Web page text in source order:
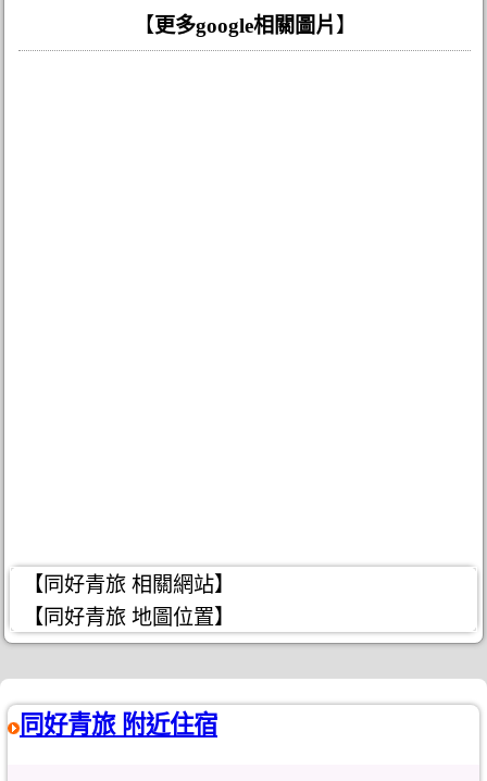
【 更多google相關圖片 】
【同好青旅 相關網站】
【同好青旅 地圖位置】
同好青旅 附近住宿